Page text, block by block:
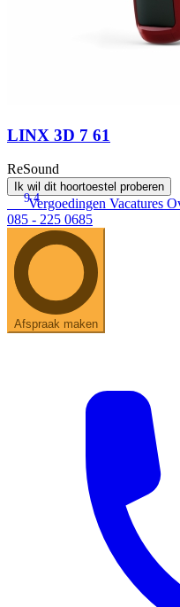
LINX 3D 7 61
ReSound
Ik wil dit hoortoestel proberen
9.4
Vergoedingen Vacatures
085 - 225 0685
Afspraak maken